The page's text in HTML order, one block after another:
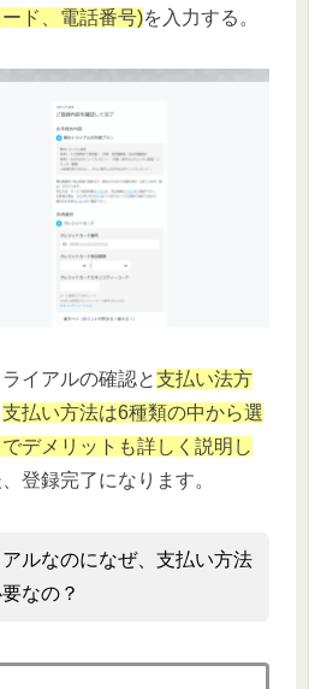
ド、電話番号)を入力する。
イアルの確認と支払い法方
支払い方法は6種類の中から選
デメリットも詳しく説明し
登録完了になります。
ルなのになぜ、支払い方法
なの？